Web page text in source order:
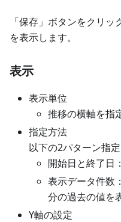
「保存」ボタンをクリ
を表示します。
表示
表示単位
推移の横軸を指
指定方法
以下の2パターン指定
開始日と終了日
表示データ件数
分の過去の値を
Y軸の設定